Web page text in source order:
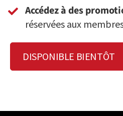
Accédez à des
réservées aux
DISPONIBLE BIENTÔT